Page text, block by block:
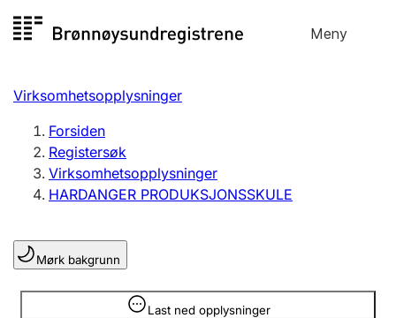
til
Meny
Registersøk
Aksjeselskap
Enkeltpersonforetak
Registrere, endre, slette
Lag og forening
Registrere, endre, slette
Virksomhetsopplysninger
Forsiden
Registersøk
Virksomhetsopplysninger
HARDANGER PRODUKSJONSSKULE
Mørk bakgrunn
Last ned opplysninger
Opplysninger er skjult